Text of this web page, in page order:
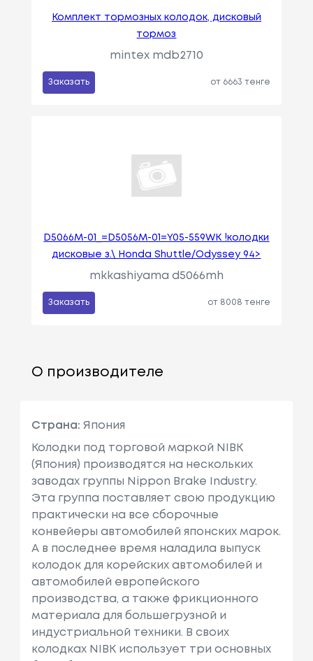
Комплект тормозных колодок, дисковый
тормоз
mintex mdb2710
Заказать от 6663 тенге
D5066M-01_=D5056M-01=Y05-559WK !колодки
дисковые з.\ Honda Shuttle/Odyssey 94>
mkkashiyama d5066mh
Заказать от 8008 тенге
О производителе
Страна: Япония
Колодки под торговой маркой NIBK
(Япония) производятся на нескольких
заводах группы Nippon Brake Industry.
Эта группа поставляет свою продукцию
практически на все сборочные
конвейеры автомобилей японских марок.
А в последнее время наладила выпуск
колодок для корейских автомобилей и
автомобилей европейского
производства, а также фрикционного
материала для большегрузной и
индустриальной техники. В своих
колодках NIBK использует три основных